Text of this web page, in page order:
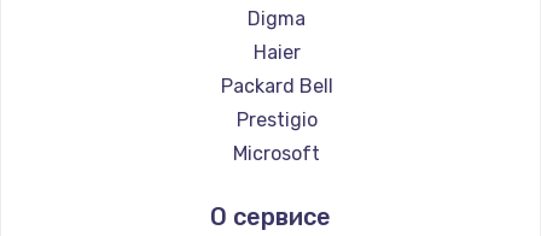
Ремонт ноутбуков ZTE
Ремонт ноутбуков Hiper
Ремонт ноутбуков Evga
Ремонт ноутбуков Google
Ремонт ноутбуков Echips
Ремонт ноутбуков Predator
Digma
Haier
Packard Bell
Prestigio
Microsoft
Aquarius
О сервисе